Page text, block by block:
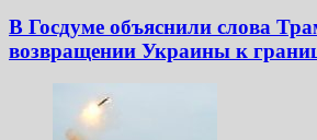
В Госдуме объяснили слова
возвращении Украины к